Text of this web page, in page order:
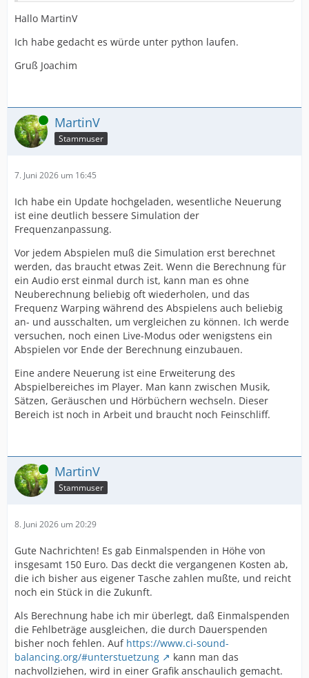
Hallo MartinV
Ich habe gedacht es würde unter python laufen.
Gruß Joachim
Online MartinV
Stammuser
7. Juni 2026 um 16:45
Ich habe ein Update hochgeladen, wesentliche Neuerung
ist eine deutlich bessere Simulation der
Frequenzanpassung.
Vor jedem Abspielen muß die Simulation erst berechnet
werden, das braucht etwas Zeit. Wenn die Berechnung für
ein Audio erst einmal durch ist, kann man es ohne
Neuberechnung beliebig oft wiederholen, und das
Frequenz Warping während des Abspielens auch beliebig
an- und ausschalten, um vergleichen zu können. Ich werde
versuchen, noch einen Live-Modus oder wenigstens ein
Abspielen vor Ende der Berechnung einzubauen.
Eine andere Neuerung ist eine Erweiterung des
Abspielbereiches im Player. Man kann zwischen Musik,
Sätzen, Geräuschen und Hörbüchern wechseln. Dieser
Bereich ist noch in Arbeit und braucht noch Feinschliff.
Online MartinV
Stammuser
8. Juni 2026 um 20:29
Gute Nachrichten! Es gab Einmalspenden in Höhe von
insgesamt 150 Euro. Das deckt die vergangenen Kosten ab,
die ich bisher aus eigener Tasche zahlen mußte, und reicht
noch ein Stück in die Zukunft.
Als Berechnung habe ich mir überlegt, daß Einmalspenden
die Fehlbeträge ausgleichen, die durch Dauerspenden
bisher noch fehlen. Auf https://www.ci-sound-
balancing.org/#unterstuetzung
kann man das
nachvollziehen, wird in einer Grafik anschaulich gemacht.